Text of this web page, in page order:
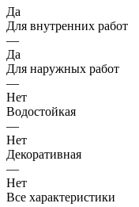
Да
Для внутренних работ
—
Да
Для наружных работ
—
Нет
Водостойкая
—
Нет
Декоративная
—
Нет
Все характеристики